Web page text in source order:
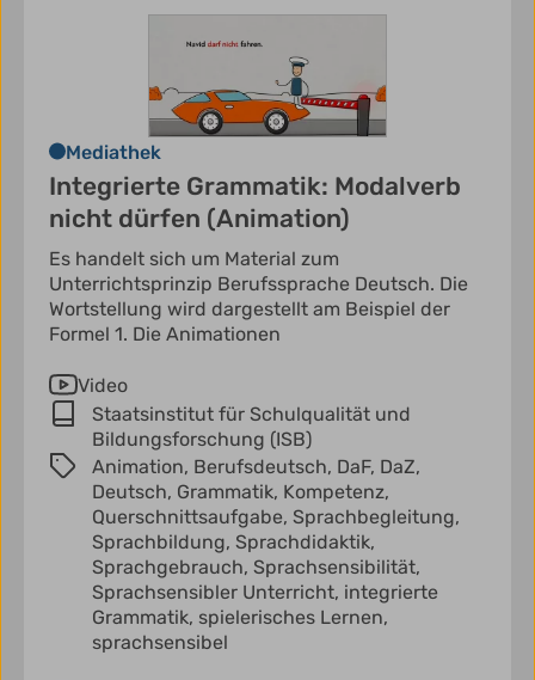
Mediathek
Integrierte Grammatik: Modalverb
nicht dürfen (Animation)
Es handelt sich um Material zum
Unterrichtsprinzip Berufssprache Deutsch. Die
Wortstellung wird dargestellt am Beispiel der
Formel 1. Die Animationen
Video
Staatsinstitut für Schulqualität und
Bildungsforschung (ISB)
Animation, Berufsdeutsch, DaF, DaZ,
Deutsch, Grammatik, Kompetenz,
Querschnittsaufgabe, Sprachbegleitung,
Sprachbildung, Sprachdidaktik,
Sprachgebrauch, Sprachsensibilität,
Sprachsensibler Unterricht, integrierte
Grammatik, spielerisches Lernen,
sprachsensibel